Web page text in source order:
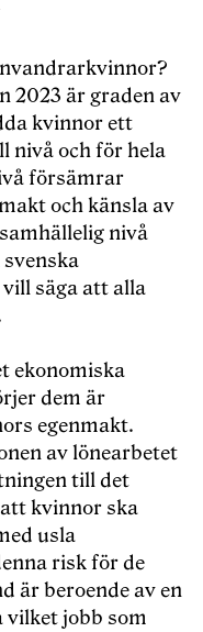
2023 är graden av
kvinnor ett
nivå och för hela
försämrar
och känsla av
nivå
säga att alla
ekonomiska
dem är
egenmakt.
av lönearbetet
till det
kvinnor ska
usla
risk för de
är beroende av en
vilket jobb som